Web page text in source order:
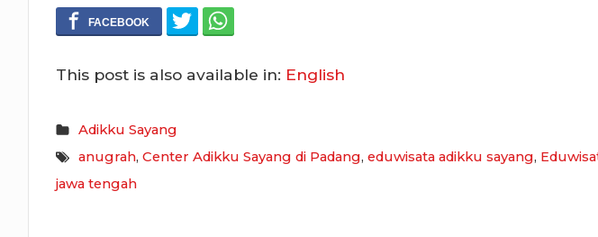
This post is also available in: English
Adikku Sayang
anugrah,Center Adikku Sayang di Padang,eduwisata adikku sayang,
jawa tengah